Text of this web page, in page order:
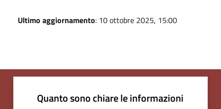
Ultimo aggiornamento: 10 ottobre 2025, 15:00
Quanto sono chiare le informazioni